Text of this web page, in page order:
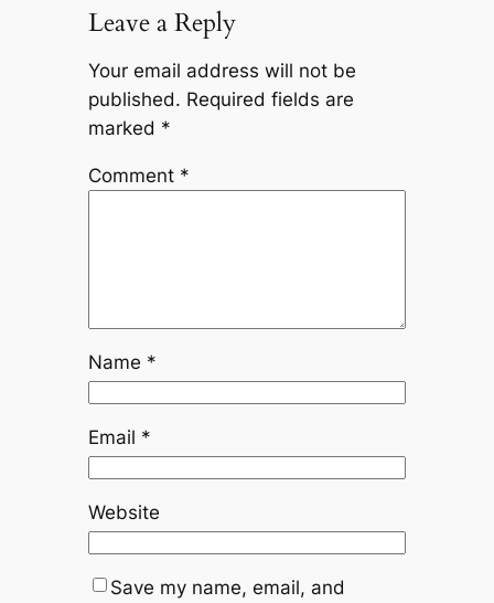
Leave a Reply
Your email address will not be
published. Required fields are
marked *
Comment *
Name *
Email *
Website
Save my name, email, and